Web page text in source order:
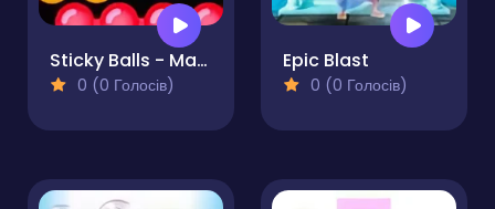
Sticky Balls - Match 3 Bubble Shooter
0 (0 Голосів)
Epic Blast
0 (0 Голосів)